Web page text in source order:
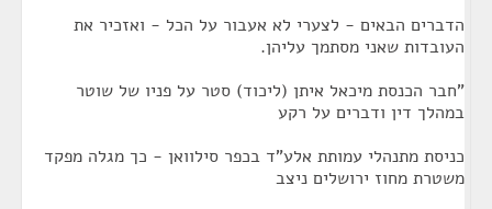
הדברים הבאים - לצערי לא אעבור על הכל - ואזכיר את
העובדות שאני מסתמך עליהן.
"חבר הכנסת מיכאל איתן (ליכוד) סטר על פניו של שוטר
במהלך דין ודברים על רקע
כניסת מתנהלי עמותת אלע"ד בכפר סילוואן - כך מגלה מפקד
משטרת מחוז ירושלים ניצב